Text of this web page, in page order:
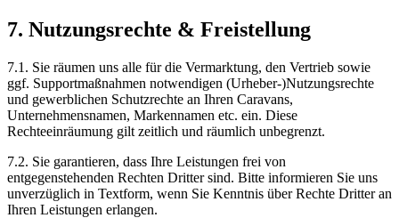
7. Nutzungsrechte & Freistellung
7.1. Sie räumen uns alle für die Vermarktung, den Vertrieb sowie
ggf. Supportmaßnahmen notwendigen (Urheber-)Nutzungsrechte
und gewerblichen Schutzrechte an Ihren Caravans,
Unternehmensnamen, Markennamen etc. ein. Diese
Rechteeinräumung gilt zeitlich und räumlich unbegrenzt.
7.2. Sie garantieren, dass Ihre Leistungen frei von
entgegenstehenden Rechten Dritter sind. Bitte informieren Sie uns
unverzüglich in Textform, wenn Sie Kenntnis über Rechte Dritter an
Ihren Leistungen erlangen.